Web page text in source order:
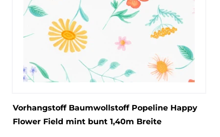
Vorhangstoff Baumwollstoff Popeline Happy
Flower Field mint bunt 1,40m Breite